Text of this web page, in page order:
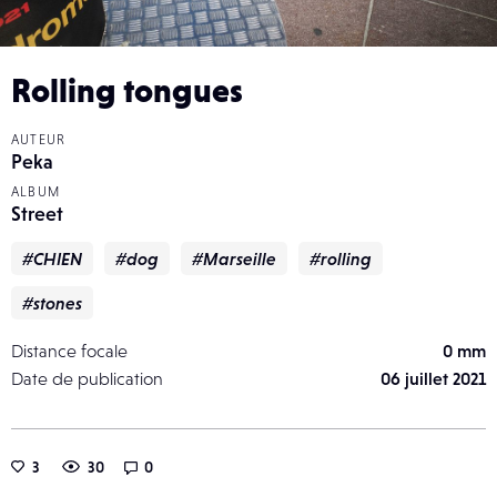
Rolling tongues
AUTEUR
Peka
ALBUM
Street
#CHIEN #dog #Marseille #rolling
#stones
Distance focale
0 mm
Date de publication
06 juillet 2021
3 30 0